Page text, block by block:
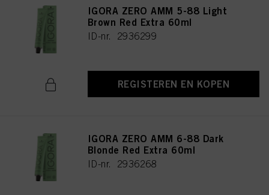
IGORA ZERO AMM 5-88 Light
Brown Red Extra 60ml
ID-nr. 2936299
REGISTEREN EN KOPEN
IGORA ZERO AMM 6-88 Dark
Blonde Red Extra 60ml
ID-nr. 2936268